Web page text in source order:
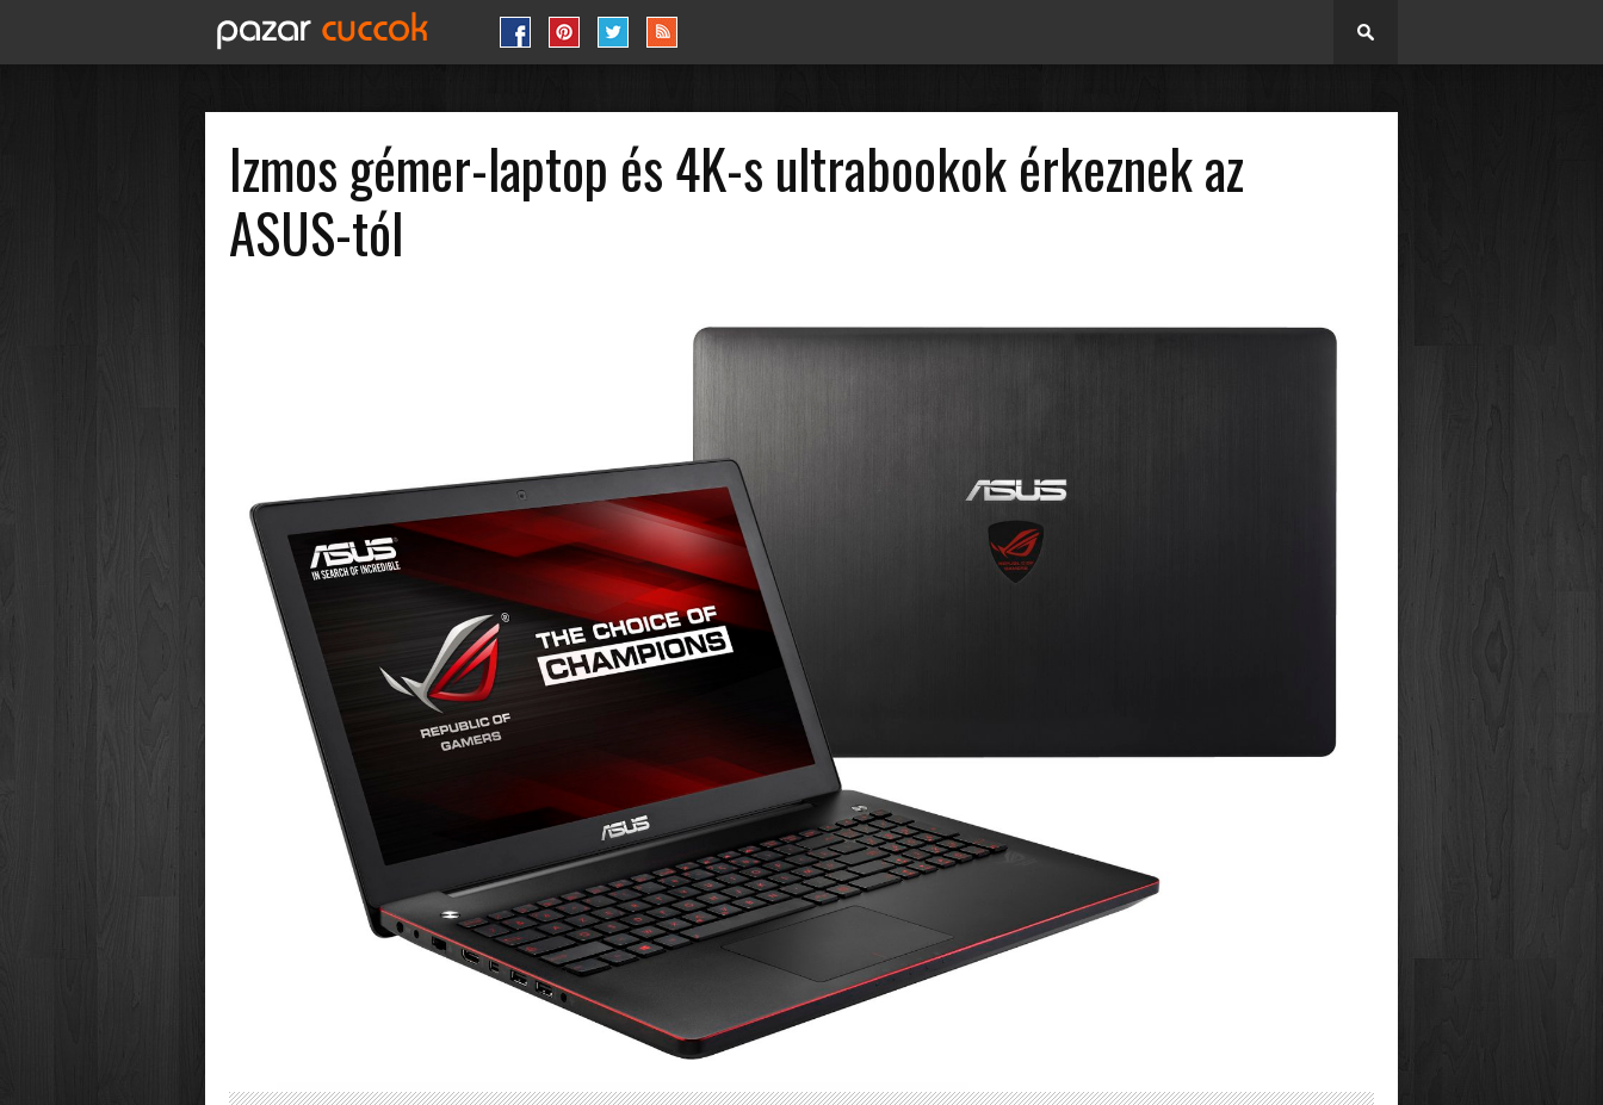
Izmos gémer-laptop és 4K-s ultrabookok érkeznek az
ASUS-tól